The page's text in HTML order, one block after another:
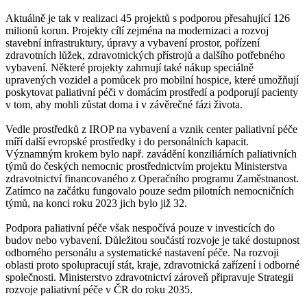
Aktuálně je tak v realizaci 45 projektů s podporou přesahující 126
milionů korun. Projekty cílí zejména na modernizaci a rozvoj
stavební infrastruktury, úpravy a vybavení prostor, pořízení
zdravotních lůžek, zdravotnických přístrojů a dalšího potřebného
vybavení. Některé projekty zahrnují také nákup speciálně
upravených vozidel a pomůcek pro mobilní hospice, které umožňují
poskytovat paliativní péči v domácím prostředí a podporují pacienty
v tom, aby mohli zůstat doma i v závěrečné fázi života.
Vedle prostředků z IROP na vybavení a vznik center paliativní péče
míří další evropské prostředky i do personálních kapacit.
Významným krokem bylo např. zavádění konziliárních paliativních
týmů do českých nemocnic prostřednictvím projektu Ministerstva
zdravotnictví financovaného z Operačního programu Zaměstnanost.
Zatímco na začátku fungovalo pouze sedm pilotních nemocničních
týmů, na konci roku 2023 jich bylo již 32.
Podpora paliativní péče však nespočívá pouze v investicích do
budov nebo vybavení. Důležitou součástí rozvoje je také dostupnost
odborného personálu a systematické nastavení péče. Na rozvoji
oblasti proto spolupracují stát, kraje, zdravotnická zařízení i odborné
společnosti. Ministerstvo zdravotnictví zároveň připravuje Strategii
rozvoje paliativní péče v ČR do roku 2035.